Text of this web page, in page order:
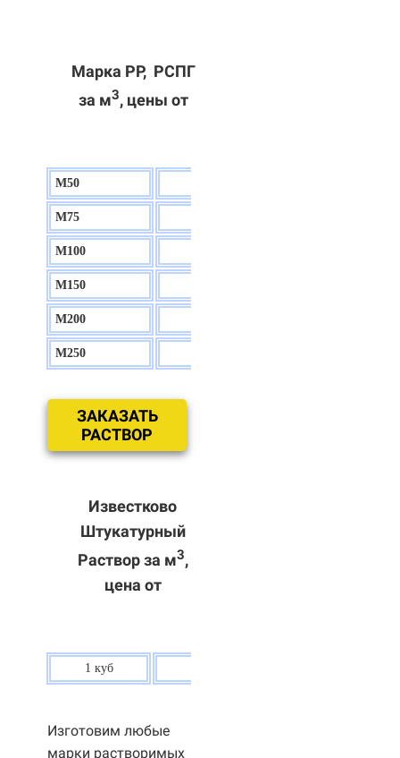
Марка РР, РСПГ
за м3, цены от
М50
М75
М100
М150
М200
М250
ЗАКАЗАТЬ
РАСТВОР
Известково
Штукатурный
Раствор за м3,
цена от
1 куб
Изготовим любые
марки растворимых